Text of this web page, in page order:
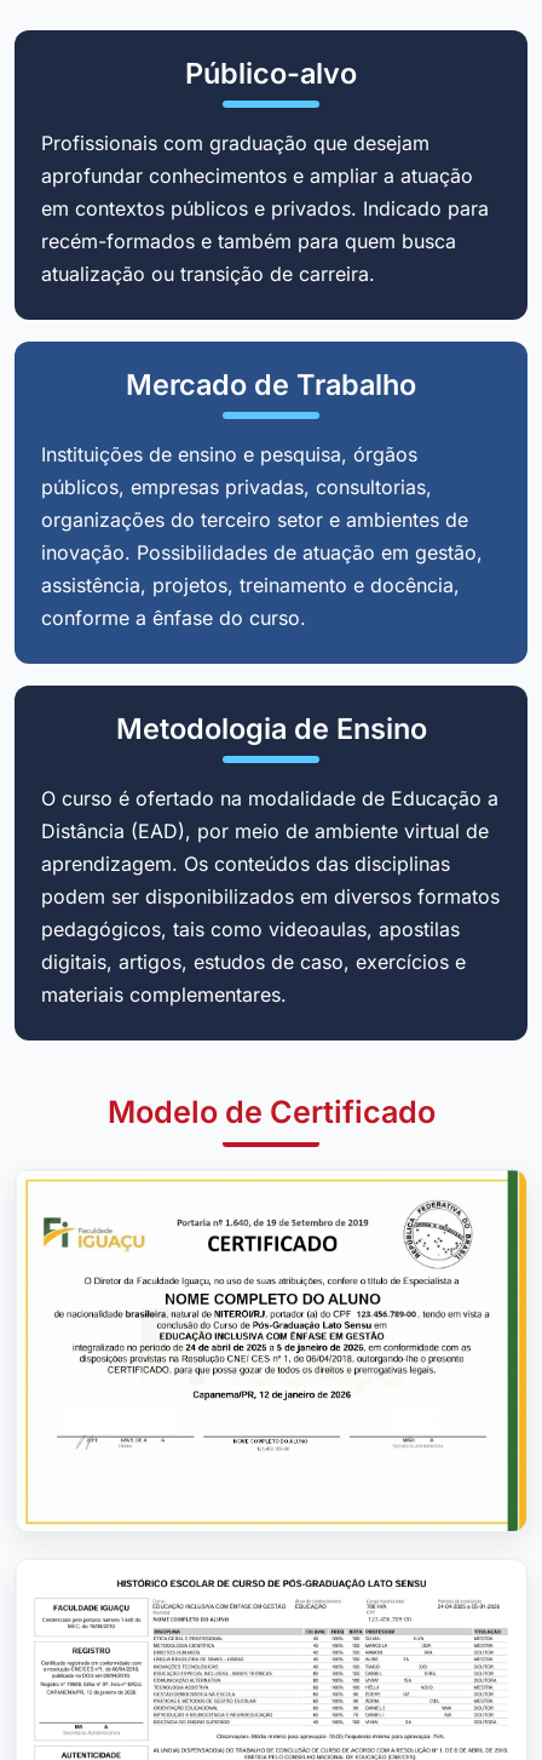
Público-alvo
Profissionais com graduação que desejam
aprofundar conhecimentos e ampliar a atuação
em contextos públicos e privados. Indicado para
recém-formados e também para quem busca
atualização ou transição de carreira.
Mercado de Trabalho
Instituições de ensino e pesquisa, órgãos
públicos, empresas privadas, consultorias,
organizações do terceiro setor e ambientes de
inovação. Possibilidades de atuação em gestão,
assistência, projetos, treinamento e docência,
conforme a ênfase do curso.
Metodologia de Ensino
O curso é ofertado na modalidade de Educação a
Distância (EAD), por meio de ambiente virtual de
aprendizagem. Os conteúdos das disciplinas
podem ser disponibilizados em diversos formatos
pedagógicos, tais como videoaulas, apostilas
digitais, artigos, estudos de caso, exercícios e
materiais complementares.
Modelo de Certificado